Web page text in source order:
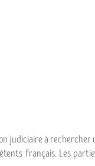
à
français. Les